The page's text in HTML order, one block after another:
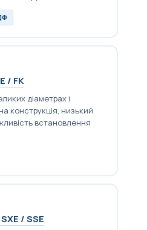
/ FK
діаметрах і
конструкція, низький
встановлення
/ SSE